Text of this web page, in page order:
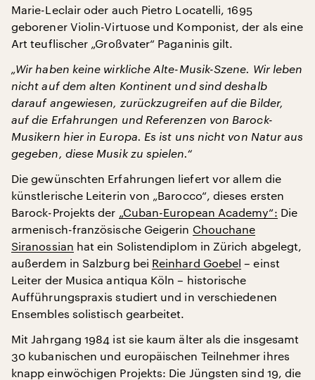
Marie-Leclair oder auch Pietro Locatelli, 1695
geborener Violin-Virtuose und Komponist, der als eine
Art teuflischer „Großvater“ Paganinis gilt.
„Wir haben keine wirkliche Alte-Musik-Szene. Wir leben
nicht auf dem alten Kontinent und sind deshalb
darauf angewiesen, zurückzugreifen auf die Bilder,
auf die Erfahrungen und Referenzen von Barock-
Musikern hier in Europa. Es ist uns nicht von Natur aus
gegeben, diese Musik zu spielen.“
Die gewünschten Erfahrungen liefert vor allem die
künstlerische Leiterin von „Barocco“, dieses ersten
Barock-Projekts der „Cuban-European Academy“: Die
armenisch-französische Geigerin Chouchane
Siranossian hat ein Solistendiplom in Zürich abgelegt,
außerdem in Salzburg bei Reinhard Goebel – einst
Leiter der Musica antiqua Köln – historische
Aufführungspraxis studiert und in verschiedenen
Ensembles solistisch gearbeitet.
Mit Jahrgang 1984 ist sie kaum älter als die insgesamt
30 kubanischen und europäischen Teilnehmer ihres
knapp einwöchigen Projekts: Die Jüngsten sind 19, die